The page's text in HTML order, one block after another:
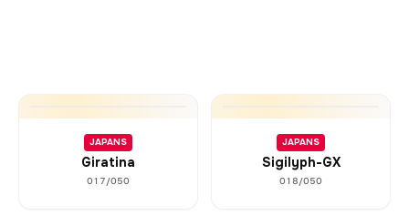
JAPANS
Giratina
017/050
JAPANS
Sigilyph-GX
018/050